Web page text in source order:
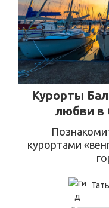
Курорты
любви в
курортами